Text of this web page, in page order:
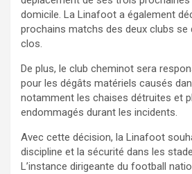
domicile. La Linafoot a également
prochains matchs des deux clubs se
clos.
De plus, le club cheminot sera
pour les dégâts matériels causés
notamment les chaises détruites et
endommagés durant les incidents.
Avec cette décision, la Linafoot
discipline et la sécurité dans les
L’instance dirigeante du football